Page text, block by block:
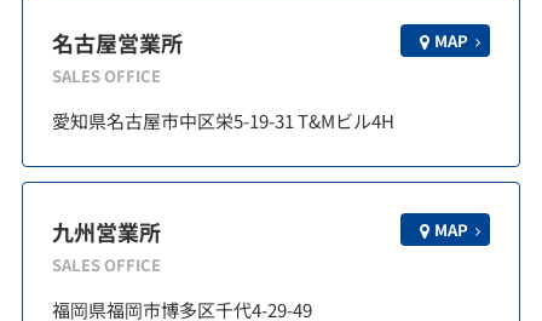
名古屋営業所
SALES OFFICE
MAP
愛知県名古屋市中区栄5-19-31 T&Mビル4H
九州営業所
SALES OFFICE
MAP
福岡県福岡市博多区千代4-29-49